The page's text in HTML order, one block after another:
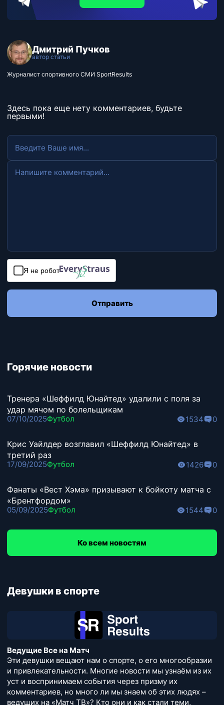
Дмитрий Пучков
автор статьи
Журналист спортивного СМИ SportResults
Здесь пока еще нету комментариев, будьте
первыми!
Я не робот
Отправить
Горячие новости
Тренера «Шеффилд Юнайтед» удалили с поля за
удар мячом по болельщикам
07/10/2025Футбол 1534 0
Крис Уайлдер возглавил «Шеффилд Юнайтед» в
третий раз
17/09/2025Футбол 1426 0
Фанаты «Вест Хэма» призывают к бойкоту матча с
«Брентфордом»
05/09/2025Футбол 1544 0
Ко всем новостям
Девушки в спорте
Ведущие Все на Матч
Эти девушки вещают нам о спорте, о его многообразии
и привлекательности. Многие новости мы узнаём из их
уст и воспринимаем события через призму их
комментариев, но много ли мы знаем об этих людях –
ведущих на «Матч ТВ»? Кто они и как стали теми,